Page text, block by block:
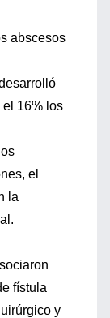
abscesos
16% los
el
la
fístula
y